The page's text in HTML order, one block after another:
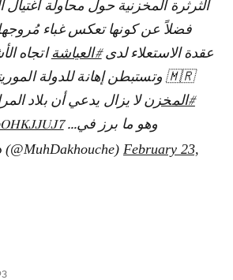
الثرثرة المخزنية حول محاولة اغتيال
فضلاً عن كونها تعكس غباء
عقدة الاستعلاء لدى#العياشةاتجاه
🇲🇷 وتستبطن إهانة للدولة الموريتانية، وكلنا يعلم أن
#المخزنلا يزال يدعي أن بلاد
وهو ما برز في…
— د. محمد دخوش (@MuhDakhouche) February 23,